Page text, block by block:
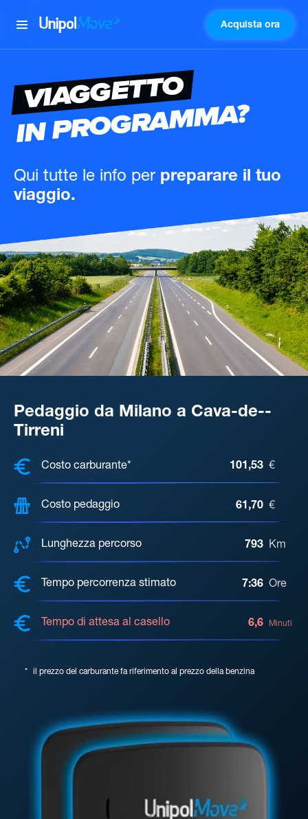
UnipolMove Acquista ora
VIAGGETTO
IN PROGRAMMA?
Qui tutte le info per preparare il tuo
viaggio.
Pedaggio da Milano a Cava-de--
Tirreni
COSTI, DISTANZA, TEMPO DI
Costo carburante* 101,53 €
Costo pedaggio 61,70 €
Lunghezza percorso 793 Km
Tempo percorrenza stimato 7:36 Ore
Tempo di attesa al casello 6,6 Minuti
* il prezzo del carburante fa riferimento al prezzo della benzina